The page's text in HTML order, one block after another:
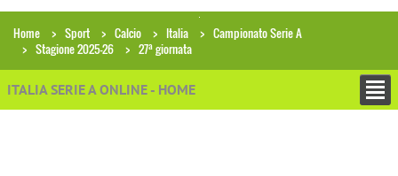
Home Sport Calcio Italia
Campionato Serie A
Stagione 2025-26
27a giornata
ITALIA SERIE A ONLINE - HOME